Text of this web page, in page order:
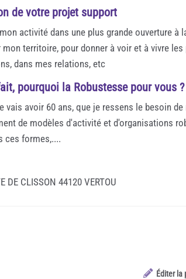
de votre projet support
activité dans une plus grande ouverture
mon territoire, pour donner à voir et à vivre
dans mes relations, etc
pourquoi la Robustesse pour vous ?
vais avoir 60 ans, que je ressens le besoin
de modèles d'activité et d'organisations
ces formes,....
DE CLISSON 44120 VERTOU
Éditer la